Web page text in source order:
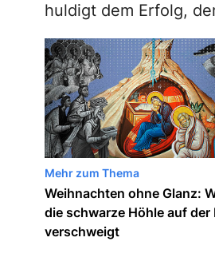
huldigt dem Erfolg,
Mehr zum Thema
Weihnachten ohne Glanz:
die schwarze Höhle auf der
verschweigt